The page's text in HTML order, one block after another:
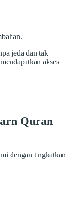
jeda dan tak
akses
Quran
dengan tingkatkan